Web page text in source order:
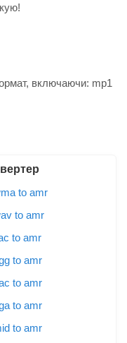
включаючи: mp1
to amr
to amr
to amr
to amr
to amr
to amr
to amr